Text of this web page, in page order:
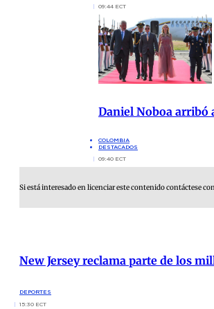
09:44 ECT
Daniel Noboa arribó
COLOMBIA
DESTACADOS
09:40 ECT
Si está interesado en licenciar este contenido contáctese
New Jersey reclama parte de los
DEPORTES
15:30 ECT